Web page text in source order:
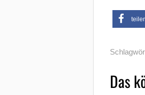
Das